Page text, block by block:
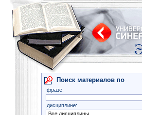
Поиск материалов по
фразе:
дисциплине: